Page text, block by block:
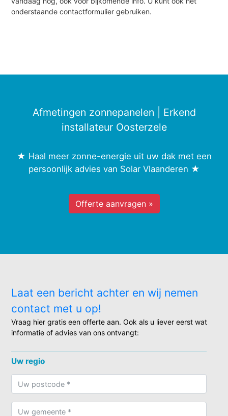
onderstaande contactformulier gebruiken.
Afmetingen zonnepanelen | Erkend
installateur Oosterzele
★ Haal meer zonne-energie uit uw dak met een
persoonlijk advies van Solar Vlaanderen ★
Offerte aanvragen »
Laat een bericht achter en wij nemen
contact met u op!
Vraag hier gratis een offerte aan. Ook als u liever eerst wat
informatie of advies van ons ontvangt:
Uw regio